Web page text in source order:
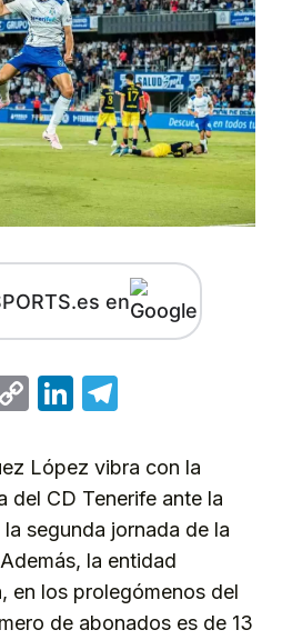
en
CopyLinkedIn
López vibra con la
del CD Tenerife ante la
segunda jornada de la
la entidad
en los prolegómenos del
de abonados es de 13